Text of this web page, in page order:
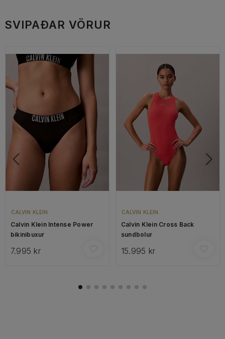
SVIPAÐAR VÖRUR
CALVIN KLEIN
Calvin Klein Intense Power
bikinibuxur
7.995 kr
CALVIN KLEIN
Calvin Klein Cross Back
sundbolur
15.995 kr